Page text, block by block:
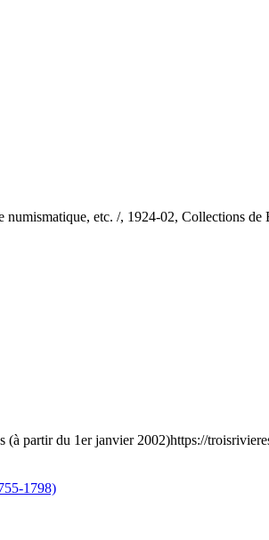
numismatique, etc. /, 1924-02, Collections de
(à partir du 1er janvier 2002)https://
1798)